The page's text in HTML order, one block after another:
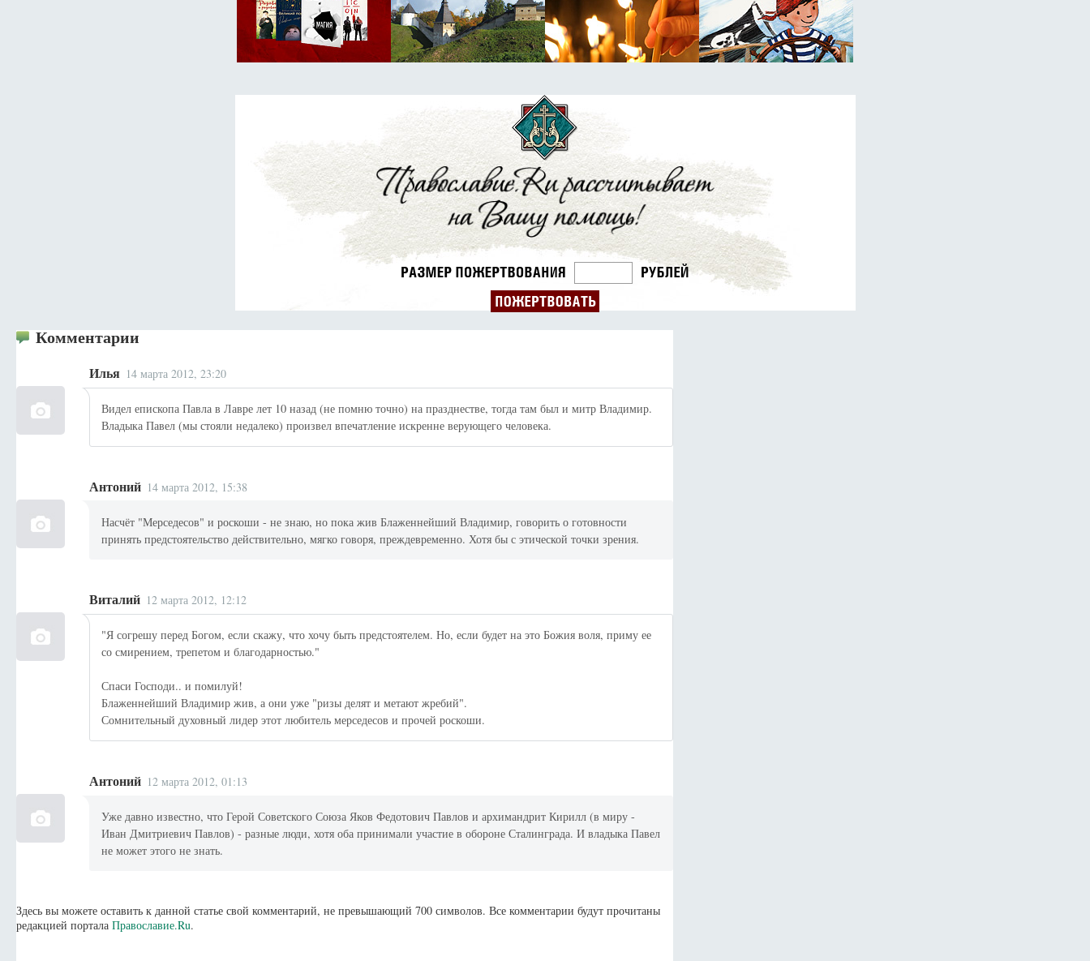
Комментарии
Илья 14 марта 2012, 23:20
Видел епископа Павла в Лавре лет 10 назад (не помню точно) на празднестве, тогда там был и митр Владимир.
Владыка Павел (мы стояли недалеко) произвел впечатление искренне верующего человека.
Антоний 14 марта 2012, 15:38
Насчёт "Мерседесов" и роскоши - не знаю, но пока жив Блаженнейший Владимир, говорить о готовности
принять предстоятельство действительно, мягко говоря, преждевременно. Хотя бы с этической точки зрения.
Виталий 12 марта 2012, 12:12
"Я согрешу перед Богом, если скажу, что хочу быть предстоятелем. Но, если будет на это Божия воля, приму ее
со смирением, трепетом и благодарностью."
Спаси Господи.. и помилуй!
Блаженнейший Владимир жив, а они уже "ризы делят и метают жребий".
Сомнительный духовный лидер этот любитель мерседесов и прочей роскоши.
Антоний 12 марта 2012, 01:13
Уже давно известно, что Герой Советского Союза Яков Федотович Павлов и архимандрит Кирилл (в миру -
Иван Дмитриевич Павлов) - разные люди, хотя оба принимали участие в обороне Сталинграда. И владыка Павел
не может этого не знать.
Здесь вы можете оставить к данной статье свой комментарий, не превышающий 700 символов. Все комментарии будут прочитаны
редакцией портала Православие.Ru.